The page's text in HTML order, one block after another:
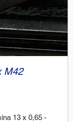
M42
13 x 0,65 -